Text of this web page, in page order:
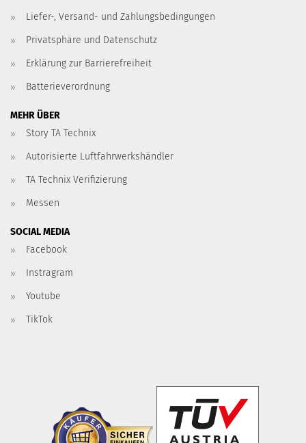
Liefer-, Versand- und Zahlungsbedingungen
Privatsphäre und Datenschutz
Erklärung zur Barrierefreiheit
Batterieverordnung
MEHR ÜBER
Story TA Technix
Autorisierte Luftfahrwerkshändler
TA Technix Verifizierung
Messen
SOCIAL MEDIA
Facebook
Instragram
Youtube
TikTok